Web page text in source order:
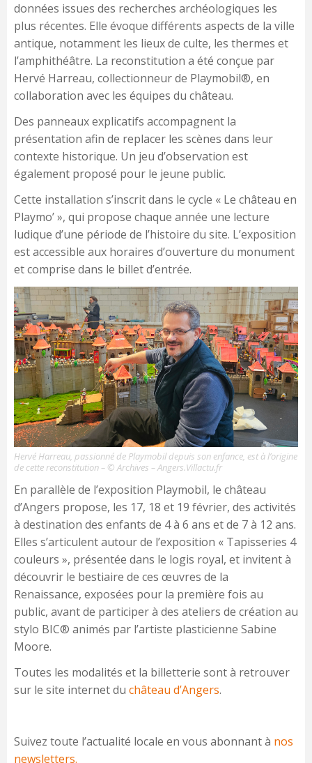
données issues des recherches archéologiques les
plus récentes. Elle évoque différents aspects de la ville
antique, notamment les lieux de culte, les thermes et
l’amphithéâtre. La reconstitution a été conçue par
Hervé Harreau, collectionneur de Playmobil®, en
collaboration avec les équipes du château.
Des panneaux explicatifs accompagnent la
présentation afin de replacer les scènes dans leur
contexte historique. Un jeu d’observation est
également proposé pour le jeune public.
Cette installation s’inscrit dans le cycle « Le château en
Playmo’ », qui propose chaque année une lecture
ludique d’une période de l’histoire du site. L’exposition
est accessible aux horaires d’ouverture du monument
et comprise dans le billet d’entrée.
Hervé Harreau, passionné de Playmobil depuis son enfance, est à l’origine
de cette reconstitution – © Archives – Angers.Villactu.fr
En parallèle de l’exposition Playmobil, le château
d’Angers propose, les 17, 18 et 19 février, des activités
à destination des enfants de 4 à 6 ans et de 7 à 12 ans.
Elles s’articulent autour de l’exposition « Tapisseries 4
couleurs », présentée dans le logis royal, et invitent à
découvrir le bestiaire de ces œuvres de la
Renaissance, exposées pour la première fois au
public, avant de participer à des ateliers de création au
stylo BIC® animés par l’artiste plasticienne Sabine
Moore.
Toutes les modalités et la billetterie sont à retrouver
sur le site internet du château d’Angers.
Suivez toute l’actualité locale en vous abonnant à nos
newsletters.